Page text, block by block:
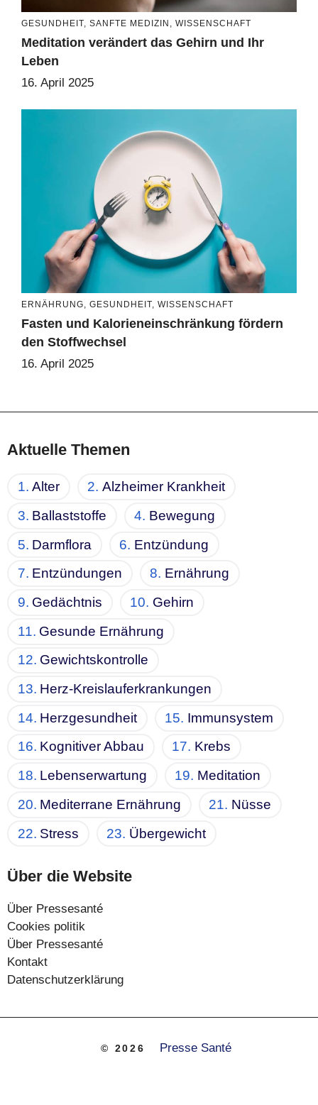
GESUNDHEIT SANFTE MEDIZIN WISSENSCHAFT
Meditation verändert das Gehirn und Ihr
Leben
16. April 2025
ERNÄHRUNG, GESUNDHEIT, WISSENSCHAFT
Fasten und Kalorieneinschränkung fördern
den Stoffwechsel
16. April 2025
Aktuelle Themen
Alter
Alzheimer Krankheit
Ballaststoffe
Bewegung
Darmflora
Entzündung
Entzündungen
Ernährung
Gedächtnis
Gehirn
Gesunde Ernährung
Gewichtskontrolle
Herz-Kreislauferkrankungen
Herzgesundheit
Immunsystem
Kognitiver Abbau
Krebs
Lebenserwartung
Meditation
Mediterrane Ernährung
Nüsse
Stress
Übergewicht
Über die Website
Über Pressesanté
Cookies politik
Über Pressesanté
Kontakt
Datenschutzerklärung
© 2026 Presse Santé